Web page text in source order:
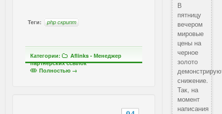
Теги: php скрипт
Категории:
Aflinks - Менеджер
партнерских ссылок
Полностью →
В
пятницу
вечером
мировые
цены на
черное
золото
снижение.
Так, на
момент
написания